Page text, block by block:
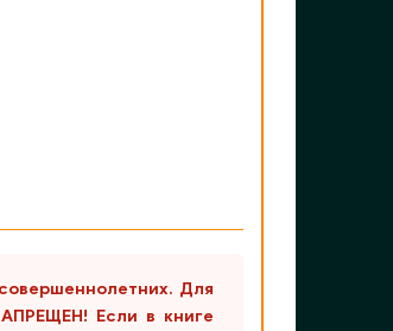
Для
Если в книге